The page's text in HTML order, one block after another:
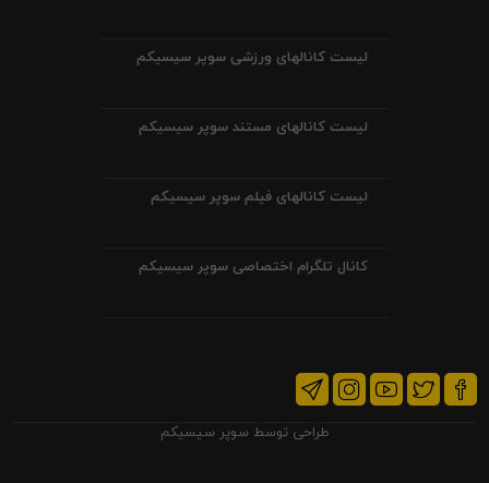
لیست کانالهای ورزشی سوپر سیسیکم
لیست کانالهای مستند سوپر سیسیکم
لیست کانالهای فیلم سوپر سیسیکم
کانال تلگرام اختصاصی سوپر سیسیکم
طراحی توسط سوپر سیسیکم